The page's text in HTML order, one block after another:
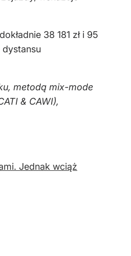
38 181 zł i 95
metodą mix-mode
& CAWI),
Jednak wciąż